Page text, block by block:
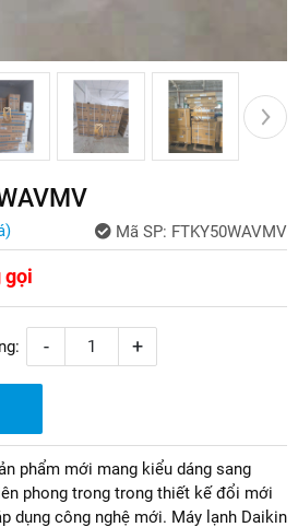
) Mã SP: FTKY50WAVMV
gọi
- +
phẩm mới mang kiểu dáng sang
phong trong trong thiết kế đổi mới
dụng công nghệ mới. Máy lạnh Daikin